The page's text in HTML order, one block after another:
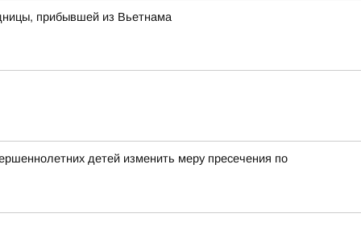
прибывшей из Вьетнама
детей изменить меру пресечения по